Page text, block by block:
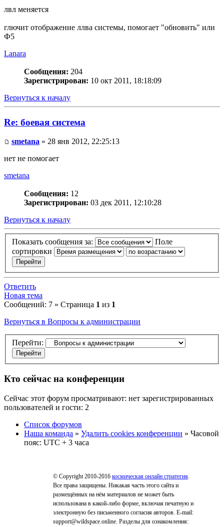
лвл меняется
глючит отображение ллва системы, помогает "обновить" или
Ф5
Lanara
Сообщения: 204
Зарегистрирован: 10 окт 2011, 18:18:09
Вернуться к началу
Re: боевая система
smetana » 28 янв 2012, 22:25:13
нет не помогает
smetana
Сообщения: 12
Зарегистрирован: 03 дек 2011, 12:10:28
Вернуться к началу
Показать сообщения за:
Поле
сортировки
Ответить
Новая тема
Сообщений: 7 » Страница 1 из 1
Вернуться в Вопросы к администрации
Перейти:
Кто сейчас на конференции
Сейчас этот форум просматривают: нет зарегистрированных
пользователей и гости: 2
Список форумов
Наша команда » Удалить cookies конференции » Часовой
пояс: UTC + 3 часа
© Copyright 2010-2016 космическая онлайн стратегия.
Все права защищены. Никакая часть этого сайта и
размещённых на нём материалов не может быть
использована в какой-либо форме, включая печатную и
электронную без письменного согласия авторов. E-mail:
support@wildspace.online. Разделы для ознакомления: